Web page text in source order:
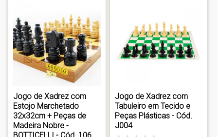
Jogo de Xadrez com
Estojo Marchetado
32x32cm + Peças de
Madeira Nobre -
BOTTICELLI - Cód. 106
Jogo de Xadrez com
Tabuleiro em Tecido e
Peças Plásticas - Cód.
J004